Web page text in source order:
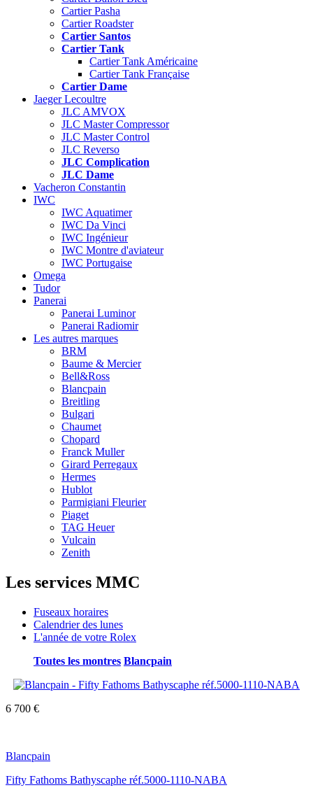
Cartier Pasha
Cartier Roadster
Cartier Santos
Cartier Tank
Cartier Tank Américaine
Cartier Tank Française
Cartier Dame
Jaeger Lecoultre
JLC AMVOX
JLC Master Compressor
JLC Master Control
JLC Reverso
JLC Complication
JLC Dame
Vacheron Constantin
IWC
IWC Aquatimer
IWC Da Vinci
IWC Ingénieur
IWC Montre d'aviateur
IWC Portugaise
Omega
Tudor
Panerai
Panerai Luminor
Panerai Radiomir
Les autres marques
BRM
Baume & Mercier
Bell&Ross
Blancpain
Breitling
Bulgari
Chaumet
Chopard
Franck Muller
Girard Perregaux
Hermes
Hublot
Parmigiani Fleurier
Piaget
TAG Heuer
Vulcain
Zenith
Les services MMC
Fuseaux horaires
Calendrier des lunes
L'année de votre Rolex
Toutes les montres Blancpain
6 700 €
Blancpain
Fifty Fathoms Bathyscaphe réf.5000-1110-NABA